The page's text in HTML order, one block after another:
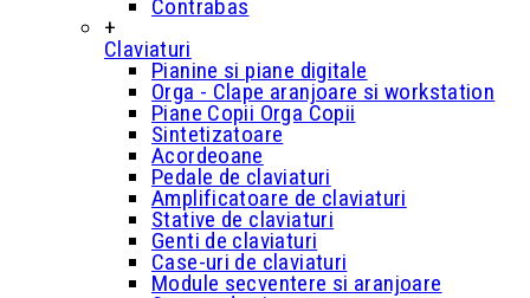
Contrabas
+
Claviaturi
Pianine si piane digitale
Orga - Clape aranjoare si workstation
Piane Copii Orga Copii
Sintetizatoare
Acordeoane
Pedale de claviaturi
Amplificatoare de claviaturi
Stative de claviaturi
Genti de claviaturi
Case-uri de claviaturi
Module secventere si aranjoare